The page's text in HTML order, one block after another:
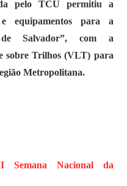
pelo TCU permitiu a
equipamentos para a
Salvador”, com a
sobre Trilhos (VLT) para
Metropolitana.
Nacional da